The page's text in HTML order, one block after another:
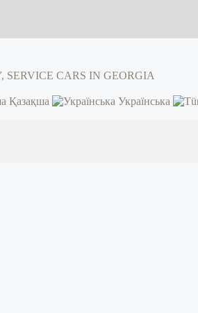
Қазақша Українська